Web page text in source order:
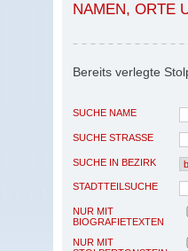
NAMEN, ORTE
Bereits verlegte
SUCHE NAME
SUCHE STRASSE
SUCHE IN BEZIRK
STADTTEILSUCHE
NUR MIT
BIOGRAFIETEXTEN
NUR MIT